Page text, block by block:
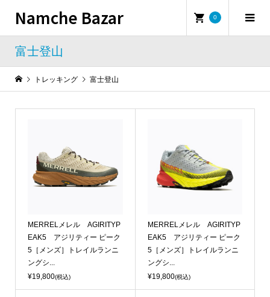
Namche Bazar 0
富士登山
トレッキング 富士登山
MERRELメレル AGIRITYP
EAK5 アジリティー ピーク
5［メンズ］トレイルランニ
ングシ...
¥19,800(税込)
MERRELメレル AGIRITYP
EAK5 アジリティー ピーク
5［メンズ］トレイルランニ
ングシ...
¥19,800(税込)